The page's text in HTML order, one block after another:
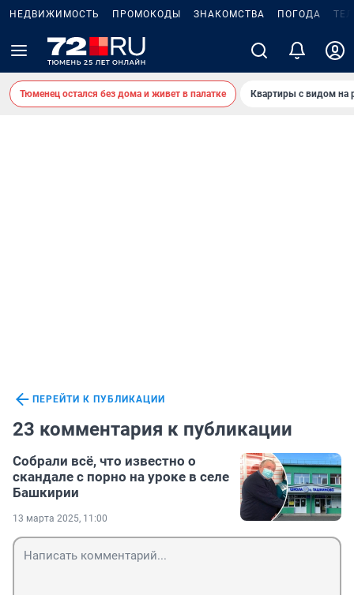
НЕДВИЖИМОСТЬ ПРОМОКОДЫ ЗНАКОМСТВА ПОГОДА
Тюменец остался без дома и живет в палатке Квартиры с видом на
ПЕРЕЙТИ К ПУБЛИКАЦИИ
23 комментария к публикации
Собрали всё, что известно о
скандале с порно на уроке в селе
Башкирии
13 марта 2025, 11:00